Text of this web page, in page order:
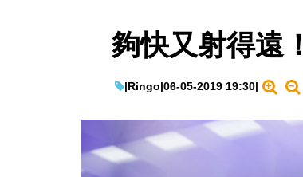
夠快又射得遠
|Ringo|06-05-2019 19:30|